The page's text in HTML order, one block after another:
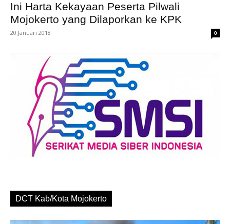
Ini Harta Kekayaan Peserta Pilwali
Mojokerto yang Dilaporkan ke KPK
20 Januari 2018 0
DCT Kab/Kota Mojokerto